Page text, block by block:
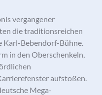
vergangener
die traditionsreichen
Karl-Bebendorf-Bühne.
in den Oberschenkeln,
aufstoßen.
Mega-